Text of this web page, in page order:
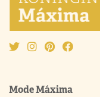
Mode Máxima